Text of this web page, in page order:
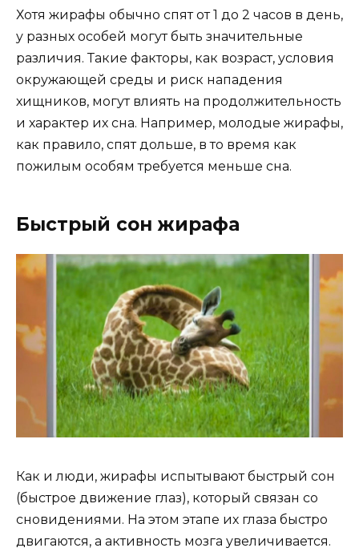
Хотя жирафы обычно спят от 1 до 2 часов в день,
у разных особей могут быть значительные
различия. Такие факторы, как возраст, условия
окружающей среды и риск нападения
хищников, могут влиять на продолжительность
и характер их сна. Например, молодые жирафы,
как правило, спят дольше, в то время как
пожилым особям требуется меньше сна.
Быстрый сон жирафа
Как и люди, жирафы испытывают быстрый сон
(быстрое движение глаз), который связан со
сновидениями. На этом этапе их глаза быстро
двигаются, а активность мозга увеличивается.